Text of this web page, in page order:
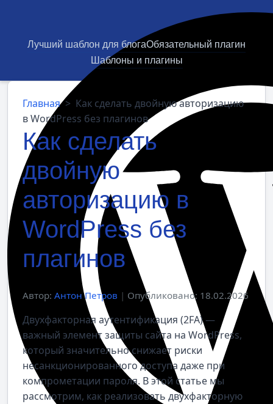
Лучший шаблон для блогаОбязательный плагин
Шаблоны и плагины
Главная> Как сделать двойную авторизацию
в WordPress без плагинов
Как сделать
двойную
авторизацию в
WordPress без
плагинов
Автор: Антон Петров | Опубликовано: 18.02.2026
Двухфакторная аутентификация (2FA) —
важный элемент защиты сайта на WordPress,
который значительно снижает риски
несанкционированного доступа даже при
компрометации пароля. В этой статье мы
рассмотрим, как реализовать двухфакторную